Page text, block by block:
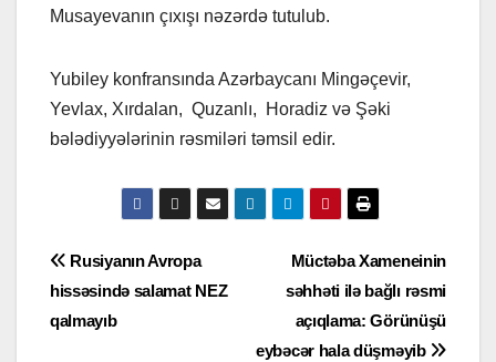
Musayevanın çıxışı nəzərdə tutulub.
Yubiley konfransında Azərbaycanı Mingəçevir,
Yevlax, Xırdalan, Quzanlı, Horadiz və Şəki
bələdiyyələrinin rəsmiləri təmsil edir.
Yazı
naviqasiyası
Müctəba Xameneinin
səhhəti ilə bağlı rəsmi
açıqlama: Görünüşü
eybəcər hala düşməyib
Rusiyanın Avropa
hissəsində salamat NEZ
qalmayıb